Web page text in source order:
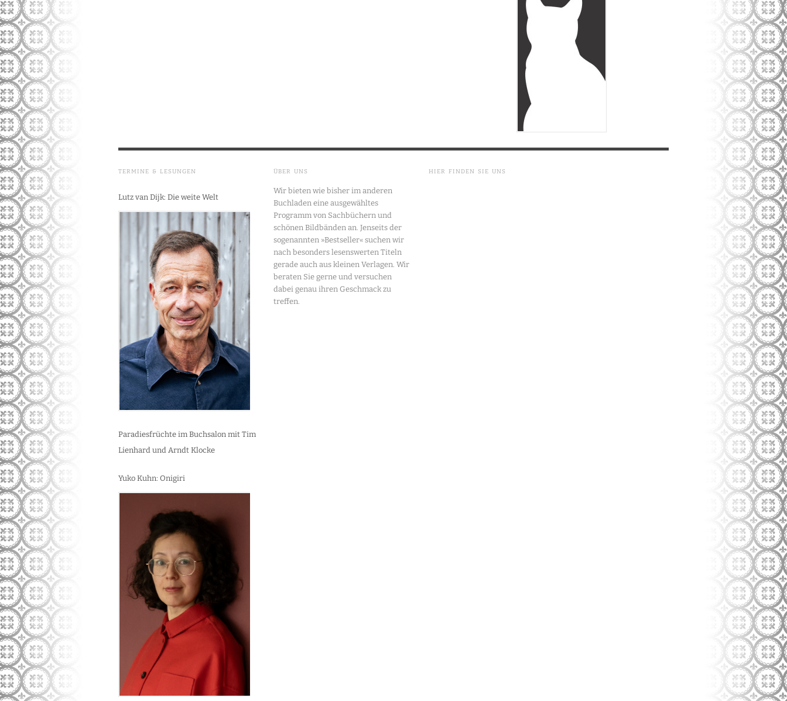
TERMINE & LESUNGEN
Lutz van Dijk: Die weite Welt
Paradiesfrüchte im Buchsalon mit Tim
Lienhard und Arndt Klocke
Yuko Kuhn: Onigiri
ÜBER UNS
Wir bieten wie bisher im anderen
Buchladen eine ausgewähltes
Programm von Sachbüchern und
schönen Bildbänden an. Jenseits der
sogenannten »Bestseller« suchen wir
nach besonders lesenswerten Titeln
gerade auch aus kleinen Verlagen. Wir
beraten Sie gerne und versuchen
dabei genau ihren Geschmack zu
treffen.
HIER FINDEN SIE UNS